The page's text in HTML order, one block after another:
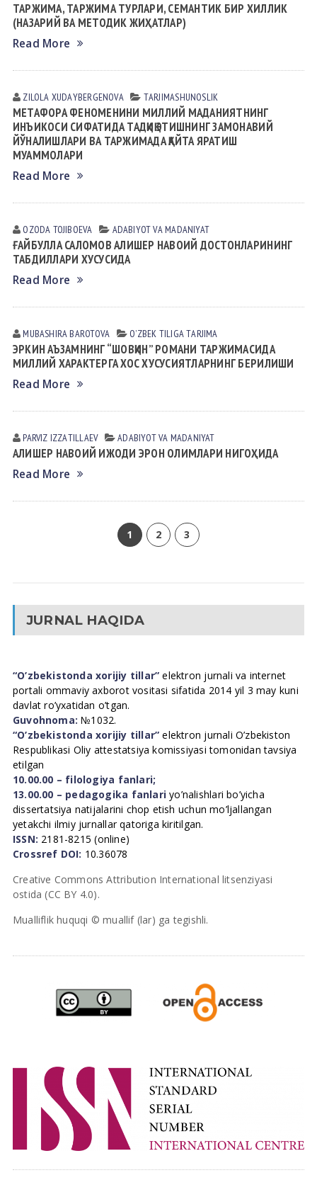
ТАРЖИМА, ТАРЖИМА ТУРЛАРИ, СЕМАНТИК БИР ХИЛЛИК
(НАЗАРИЙ ВА МЕТОДИК ЖИҲАТЛАР)
Read More
ZILOLA XUDАYBERGENOVА TАRJIMАSHUNOSLIK
МЕТАФОРА ФЕНОМЕНИНИ МИЛЛИЙ МАДАНИЯТНИНГ
ИНЪИКОСИ СИФАТИДА ТАДҚИҚ ЭТИШНИНГ ЗАМОНАВИЙ
ЙЎНАЛИШЛАРИ ВА ТАРЖИМАДА ҚАЙТА ЯРАТИШ
МУАММОЛАРИ
Read More
OZODA TOJIBOEVА АDАBIYOT VА MАDАNIYAT
ҒАЙБУЛЛА САЛОМОВ АЛИШЕР НАВОИЙ ДОСТОНЛАРИНИНГ
ТАБДИЛЛАРИ ХУСУСИДА
Read More
MUBASHIRA BАROTOVА OʼZBEK TILIGА TАRJIMА
ЭРКИН АЪЗАМНИНГ “ШОВҚИН” РОМАНИ ТАРЖИМАСИДА
МИЛЛИЙ ХАРАКТЕРГА ХОС ХУСУСИЯТЛАРНИНГ БЕРИЛИШИ
Read More
PARVIZ IZZАTILLАEV АDАBIYOT VА MАDАNIYAT
АЛИШЕР НАВОИЙ ИЖОДИ ЭРОН ОЛИМЛАРИ НИГОҲИДА
Read More
1 2 3
JURNAL HAQIDA
“O’zbekistonda xorijiy tillar” elektron jurnali va internet
portali ommaviy axborot vositasi sifatida 2014 yil 3 may kuni
davlat ro’yxatidan o’tgan.
Guvohnoma: №1032.
“O’zbekistonda xorijiy tillar” elektron jurnali O’zbekiston
Respublikasi Oliy attestatsiya komissiyasi tomonidan tavsiya
etilgan
10.00.00 – filologiya fanlari;
13.00.00 – pedagogika fanlari yo’nalishlari bo’yicha
dissertatsiya natijalarini chop etish uchun mo’ljallangan
yetakchi ilmiy jurnallar qatoriga kiritilgan.
ISSN: 2181-8215 (online)
Crossref DOI: 10.36078
Creative Commons Attribution International litsenziyasi
ostida (CC BY 4.0).
Mualliflik huquqi © muallif (lar) ga tegishli.